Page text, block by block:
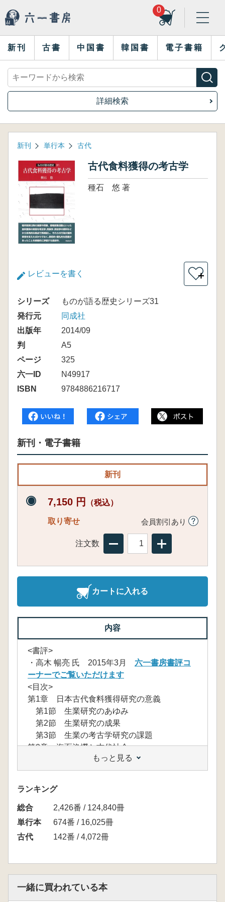
0
新刊 古書 中国書 韓国書 電子書籍
詳細検索
新刊 単行本 古代
古代食料獲得の考古学
種石 悠 著
レビューを書く ＋
シリーズ
ものが語る歴史シリーズ31
発行元
同成社
出版年
2014/09
判
A5
ページ
325
六一ID
N49917
ISBN
9784886216717
新刊・電子書籍
新刊
7,150 円 （税込）
取り寄せ 会員割引あり
注文数
カートに入れる
内容
<書評>
・高木 暢亮 氏 2015年3月 六一書房書評コ
ーナーでご覧いただけます
<目次>
第1章 日本古代食料獲得研究の意義
第1節 生業研究のあゆみ
第2節 生業研究の成果
第3節 生業の考古学研究の課題
第2章 海面漁撈と古代社会
第1節 古代大型魚漁の文化・社会的意義
第2節 律令期東北地方北部の釣漁技術の独
自性
第3章 内水面漁撈と古代社会
第1節 内水面漁撈体系の模式化
第2節 内水面漁撈の実態と古代社会―関東
地方の網漁―
第4章 古代狩猟の実態と民族考古学
もっと見る
ランキング
総合
2,426番 / 124,840冊
単行本
674番 / 16,025冊
古代
142番 / 4,072冊
一緒に買われている本